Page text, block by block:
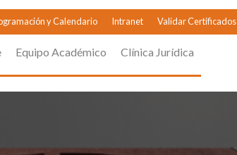
y Calendario Intranet Validar Certificados
Equipo Académico Clínica Jurídica